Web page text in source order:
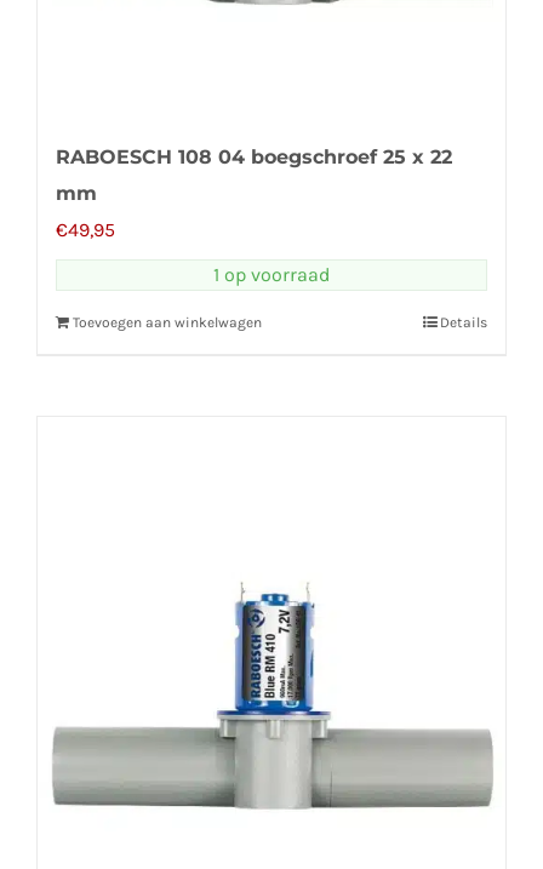
RABOESCH 108 04 boegschroef 25 x 22
mm
€49,95
1 op voorraad
Toevoegen aan winkelwagen Details